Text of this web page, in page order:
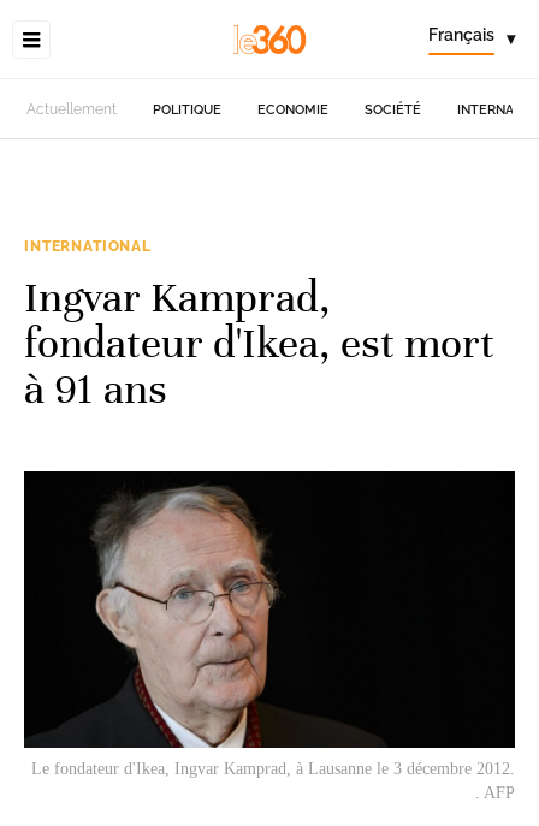
Français ▾
Actuellement POLITIQUE ECONOMIE SOCIÉTÉ
INTERNATIONAL
Ingvar Kamprad,
fondateur d'Ikea, est mort
à 91 ans
Le fondateur d'Ikea, Ingvar Kamprad, à Lausanne le 3 décembre 2012.
. AFP